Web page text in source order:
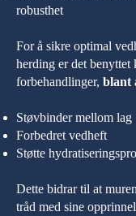
robusthet
For å sikre optimal
herding er det benyttet
forbehandlinger, blant
Støvbinder mellom lag
Forbedret vedheft
Støtte
Dette bidrar til at
tråd med sine